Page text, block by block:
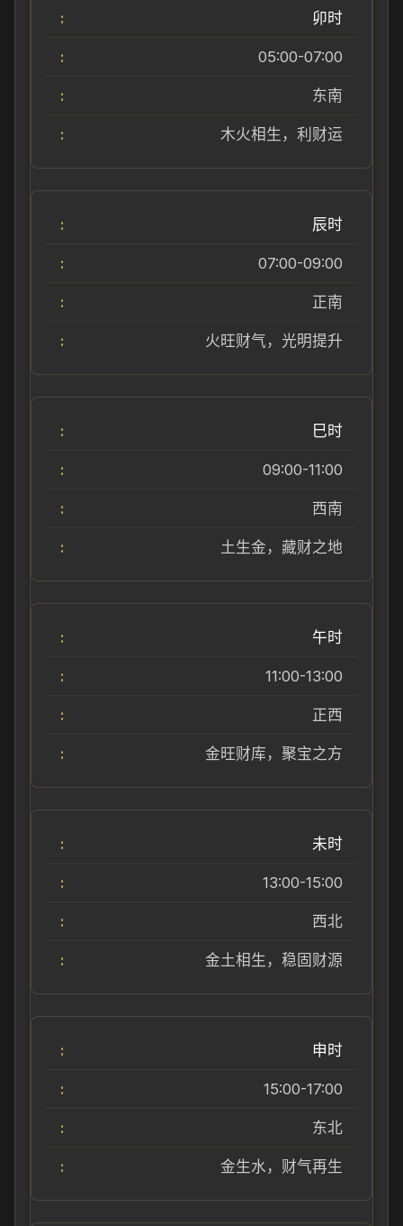
卯时
05:00-07:00
东南
木火相生，利财运
辰时
07:00-09:00
正南
火旺财气，光明提升
巳时
09:00-11:00
西南
土生金，藏财之地
午时
11:00-13:00
正西
金旺财库，聚宝之方
未时
13:00-15:00
西北
金土相生，稳固财源
申时
15:00-17:00
东北
金生水，财气再生